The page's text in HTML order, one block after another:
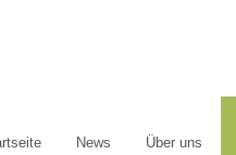
News Über uns